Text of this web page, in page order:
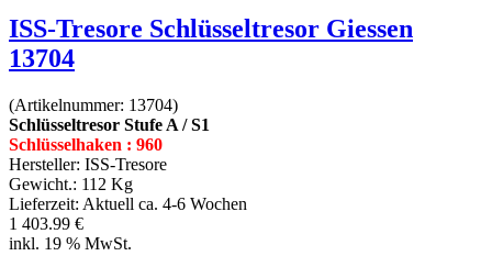
ISS-Tresore Schlüsseltresor Giessen
13704
(Artikelnummer: 13704)
Schlüsseltresor Stufe A / S1
Schlüsselhaken : 960
Hersteller: ISS-Tresore
Gewicht.: 112 Kg
Lieferzeit: Aktuell ca. 4-6 Wochen
1 403.99 €
inkl. 19 % MwSt.